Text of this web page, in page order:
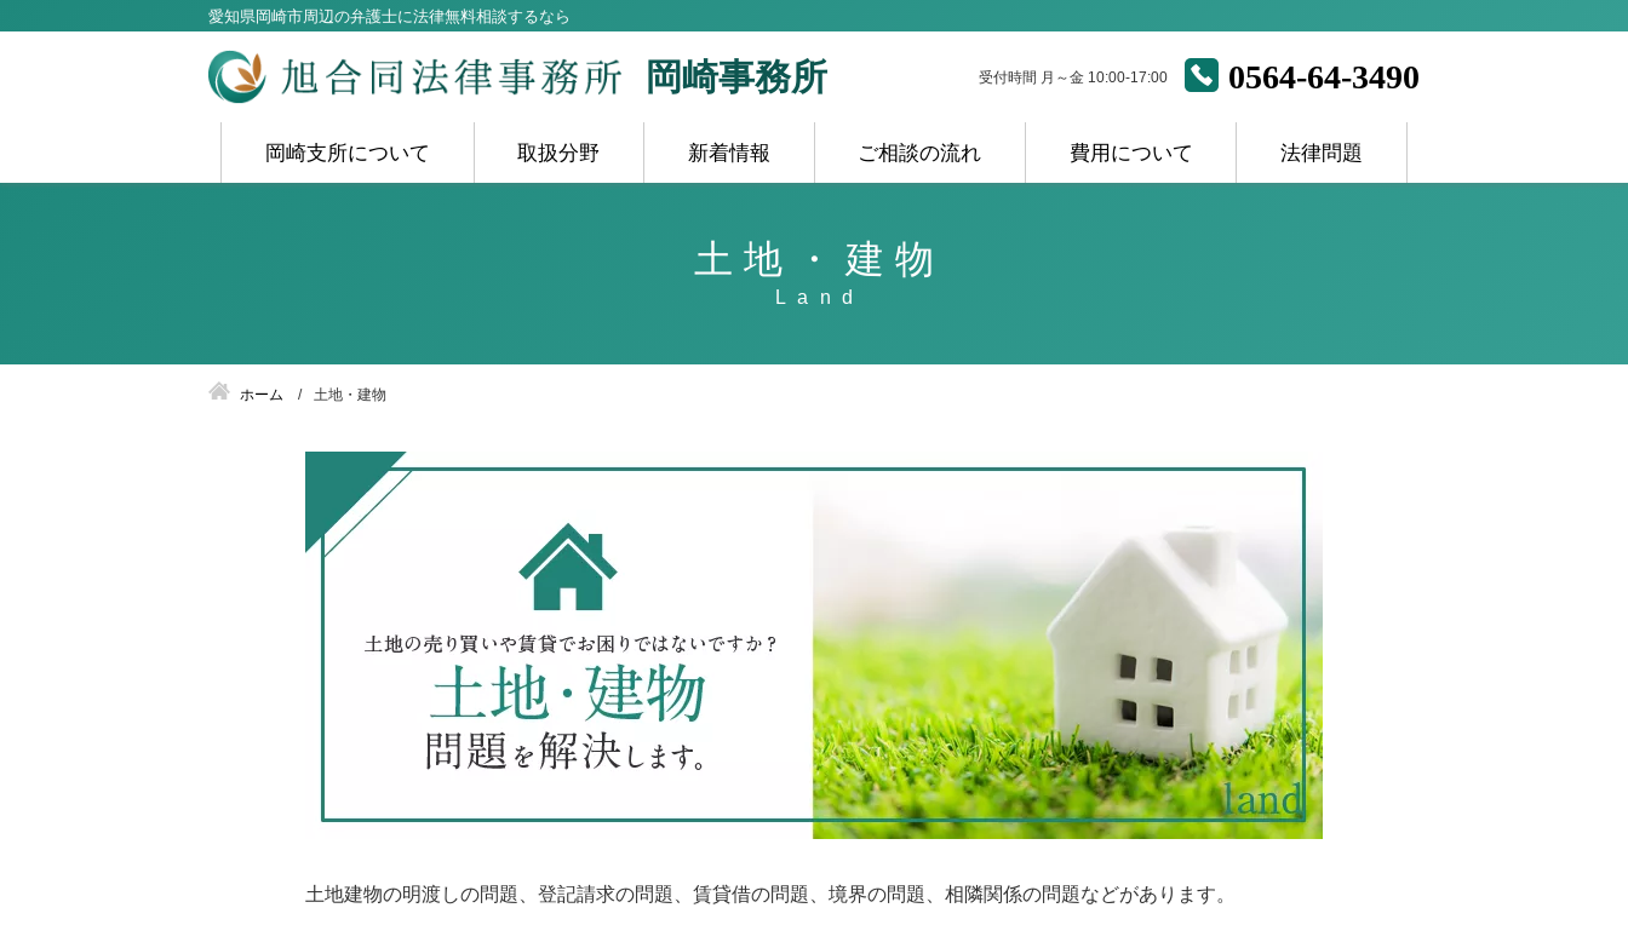
愛知県岡崎市周辺の弁護士に法律無料相談するなら
岡崎事務所 受付時間 月～金 10:00-17:00 0564-64-3490
岡崎支所について 取扱分野 新着情報 ご相談の流れ 費用について 法律問題
土地・建物
ホーム 土地・建物
土地建物の明渡しの問題、登記請求の問題、賃貸借の問題、境界の問題、相隣関係の問題などがあります。